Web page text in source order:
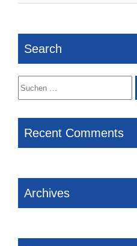
Search
Suchen
nach:
Recent Comments
Archives